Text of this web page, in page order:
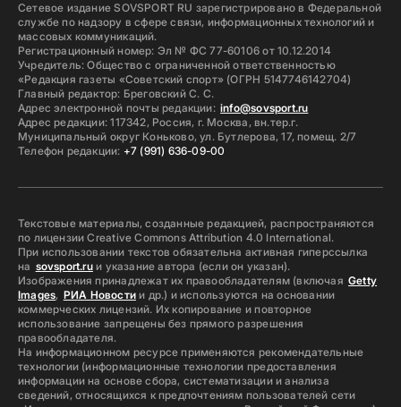
Сетевое издание SOVSPORT RU зарегистрировано в Федеральной
службе по надзору в сфере связи, информационных технологий и
массовых коммуникаций.
Регистрационный номер: Эл № ФС 77-60106 от 10.12.2014
Учредитель: Общество с ограниченной ответственностью
«Редакция газеты «Советский спорт» (ОГРН 5147746142704)
Главный редактор: Бреговский С. С.
Адрес электронной почты редакции: info@sovsport.ru
Адрес редакции: 117342, Россия, г. Москва, вн.тер.г.
Муниципальный округ Коньково, ул. Бутлерова, 17, помещ. 2/7
Телефон редакции: +7 (991) 636-09-00
Текстовые материалы, созданные редакцией, распространяются
по лицензии Creative Commons Attribution 4.0 International.
При использовании текстов обязательна активная гиперссылка
на sovsport.ruи указание автора (если он указан).
Изображения принадлежат их правообладателям (включая Getty
Images, РИА Новостии др.) и используются на основании
коммерческих лицензий. Их копирование и повторное
использование запрещены без прямого разрешения
правообладателя.
На информационном ресурсе применяются рекомендательные
технологии (информационные технологии предоставления
информации на основе сбора, систематизации и анализа
сведений, относящихся к предпочтениям пользователей сети